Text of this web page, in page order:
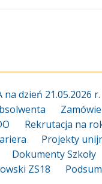
na dzień 21.05.2026 r.
Rekrutacja na
Projekty
Dokumenty Szkoły
ZS18